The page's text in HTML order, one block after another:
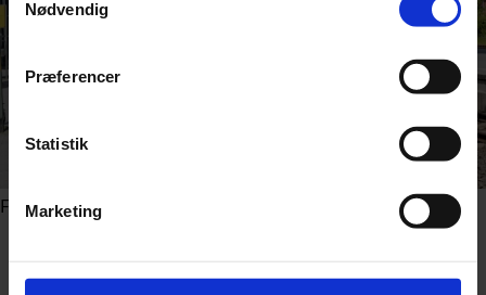
Nødvendig
Præferencer
Statistik
Marketing
Foto: Bjoern Wylezich / Shutterstock.com